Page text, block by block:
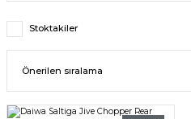
Stoktakiler